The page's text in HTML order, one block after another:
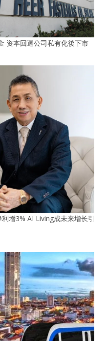
资本回退公司私有化後下市
增3% AI Living成未来增长引